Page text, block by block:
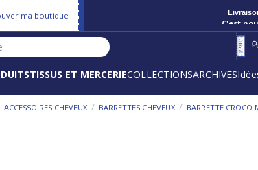
ma boutique
C'est
TISSUS ET MERCERIECOLLECTIONSARCHIVES
ACCESSOIRES CHEVEUX / BARRETTES CHEVEUX / BARRETTE CROCO